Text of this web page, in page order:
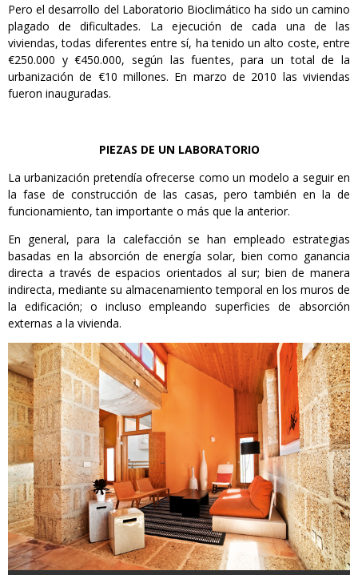
Pero el desarrollo del Laboratorio Bioclimático ha sido un camino
plagado de dificultades. La ejecución de cada una de las
viviendas, todas diferentes entre sí, ha tenido un alto coste, entre
€250.000 y €450.000, según las fuentes, para un total de la
urbanización de €10 millones. En marzo de 2010 las viviendas
fueron inauguradas.
PIEZAS DE UN LABORATORIO
La urbanización pretendía ofrecerse como un modelo a seguir en
la fase de construcción de las casas, pero también en la de
funcionamiento, tan importante o más que la anterior.
En general, para la calefacción se han empleado estrategias
basadas en la absorción de energía solar, bien como ganancia
directa a través de espacios orientados al sur; bien de manera
indirecta, mediante su almacenamiento temporal en los muros de
la edificación; o incluso empleando superficies de absorción
externas a la vivienda.